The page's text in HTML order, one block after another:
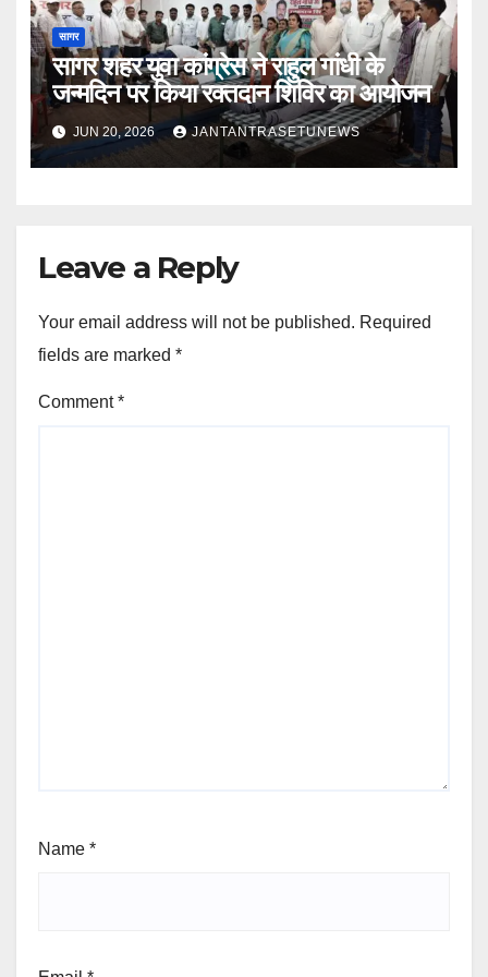
सागर
सागर शहर युवा कांग्रेस ने राहुल गांधी के
जन्मदिन पर किया रक्तदान शिविर का आयोजन
JUN 20, 2026 JANTANTRASETUNEWS
Leave a Reply
Your email address will not be published. Required
fields are marked *
Comment*
Name *